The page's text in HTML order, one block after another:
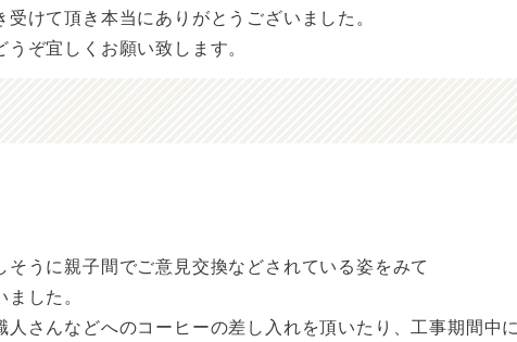
けて頂き本当にありがとうございました。
ぞ宜しくお願い致します。
うに親子間でご意見交換などされている姿をみて
した。
さんなどへのコーヒーの差し入れを頂いたり、工事期間中